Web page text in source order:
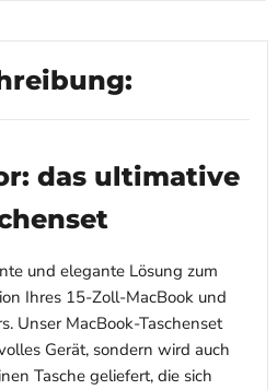
das ultimative
und elegante Lösung zum
Ihres 15-Zoll-MacBook und
Unser MacBook-Taschenset
Gerät, sondern wird auch
Tasche geliefert, die sich